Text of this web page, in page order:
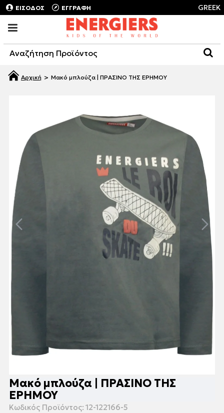
ΕΙΣΟΔΟΣ ΕΓΓΡΑΦΗ GREEK
Μακό μπλούζα | ΠΡΑΣΙΝΟ ΤΗΣ ΕΡΗΜΟΥ
Μακό μπλούζα | ΠΡΑΣΙΝΟ ΤΗΣ
ΕΡΗΜΟΥ
Κωδικός Προϊόντος: 12-122166-5